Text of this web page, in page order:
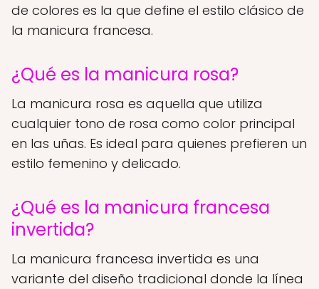
de colores es la que define el estilo clásico de
la manicura francesa.
¿Qué es la manicura rosa?
La manicura rosa es aquella que utiliza
cualquier tono de rosa como color principal
en las uñas. Es ideal para quienes prefieren un
estilo femenino y delicado.
¿Qué es la manicura francesa
invertida?
La manicura francesa invertida es una
variante del diseño tradicional donde la línea